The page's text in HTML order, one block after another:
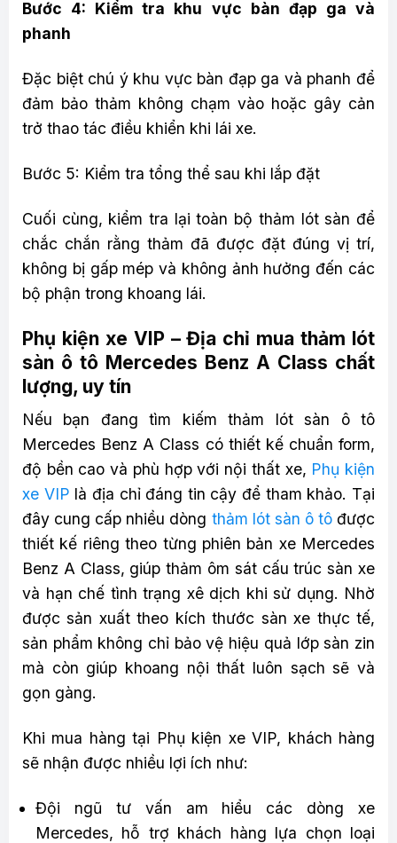
Bước 4: Kiểm tra khu vực bàn đạp ga và
phanh
Đặc biệt chú ý khu vực bàn đạp ga và phanh để
đảm bảo thảm không chạm vào hoặc gây cản
trở thao tác điều khiển khi lái xe.
Bước 5: Kiểm tra tổng thể sau khi lắp đặt
Cuối cùng, kiểm tra lại toàn bộ thảm lót sàn để
chắc chắn rằng thảm đã được đặt đúng vị trí,
không bị gấp mép và không ảnh hưởng đến các
bộ phận trong khoang lái.
Phụ kiện xe VIP – Địa chỉ mua thảm lót
sàn ô tô Mercedes Benz A Class chất
lượng, uy tín
Nếu bạn đang tìm kiếm thảm lót sàn ô tô
Mercedes Benz A Class có thiết kế chuẩn form,
độ bền cao và phù hợp với nội thất xe, Phụ kiện
xe VIP là địa chỉ đáng tin cậy để tham khảo. Tại
đây cung cấp nhiều dòng thảm lót sàn ô tôđược
thiết kế riêng theo từng phiên bản xe Mercedes
Benz A Class, giúp thảm ôm sát cấu trúc sàn xe
và hạn chế tình trạng xê dịch khi sử dụng. Nhờ
được sản xuất theo kích thước sàn xe thực tế,
sản phẩm không chỉ bảo vệ hiệu quả lớp sàn zin
mà còn giúp khoang nội thất luôn sạch sẽ và
gọn gàng.
Khi mua hàng tại Phụ kiện xe VIP, khách hàng
sẽ nhận được nhiều lợi ích như:
Đội ngũ tư vấn am hiểu các dòng xe
Mercedes, hỗ trợ khách hàng lựa chọn loại